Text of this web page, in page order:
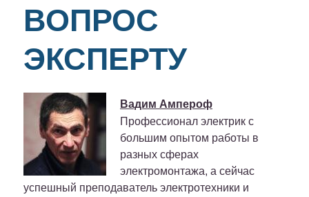
ВОПРОС
ЭКСПЕРТУ
Вадим Ампероф
Профессионал электрик с
большим опытом работы в
разных сферах
электромонтажа, а сейчас
успешный преподаватель электротехники и